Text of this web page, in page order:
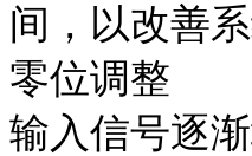
间，以改善
零位调整
输入信号逐